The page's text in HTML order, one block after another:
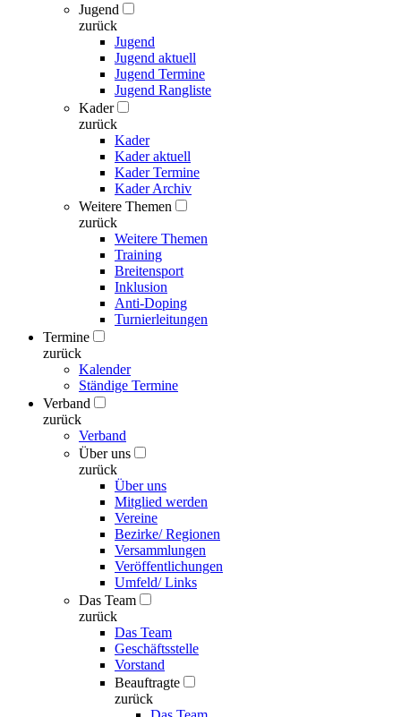
Jugend
zurück
Jugend
Jugend aktuell
Jugend Termine
Jugend Rangliste
Kader
zurück
Kader
Kader aktuell
Kader Termine
Kader Archiv
Weitere Themen
zurück
Weitere Themen
Training
Breitensport
Inklusion
Anti-Doping
Turnierleitungen
Termine
zurück
Kalender
Ständige Termine
Verband
zurück
Verband
Über uns
zurück
Über uns
Mitglied werden
Vereine
Bezirke/ Regionen
Versammlungen
Veröffentlichungen
Umfeld/ Links
Das Team
zurück
Das Team
Geschäftsstelle
Vorstand
Beauftragte
zurück